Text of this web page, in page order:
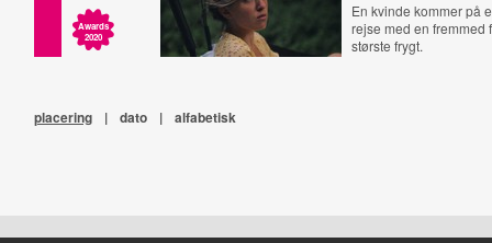
Awards
2020
En kvinde kommer på
rejse med en fremmed
største frygt.
placering | dato | alfabetisk